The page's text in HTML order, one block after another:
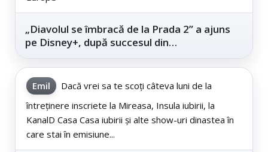
„Diavolul se îmbracă de la Prada 2” a ajuns
pe Disney+, după succesul din
Emil
Dacă vrei sa te scoți câteva luni de la
întreținere inscriete la Mireasa, Insula iubirii, la
KanalD Casa Casa iubirii și alte show-uri dinastea în
care stai în emisiune...